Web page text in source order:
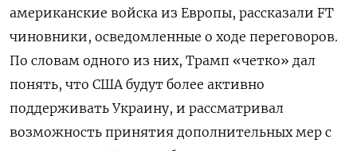
американские войска из Европы, рассказали FT
чиновники, осведомленные о ходе переговоров.
По словам одного из них, Трамп «четко» дал
понять, что США будут более активно
поддерживать Украину, и рассматривал
возможность принятия дополнительных мер с